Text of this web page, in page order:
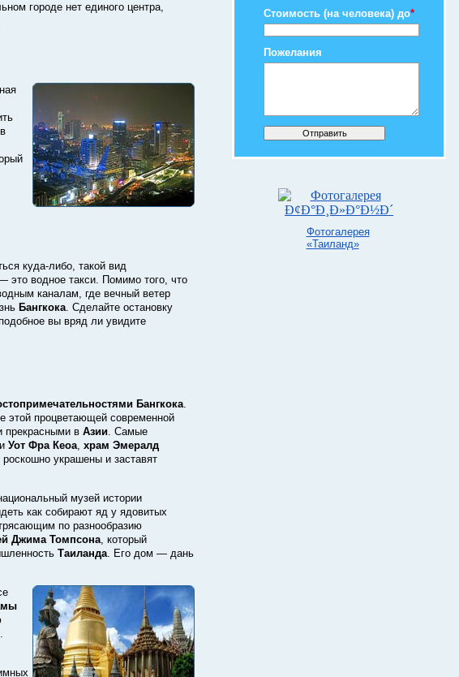
городе нет единого центра,
куда-либо, такой вид
это водное такси. Помимо того, что
каналам, где вечный ветер
Бангкока. Сделайте остановку
вы вряд ли увидите
Бангкока.
этой процветающей современной
прекрасными в Азии. Самые
и Уот Фра Кеоа, храм Эмералд
украшены и заставят
музей истории
как собирают яд у ядовитых
по разнообразию
Джима Томпсона, который
Таиланда. Его дом — дань
Стоимость (на человека) до*
Пожелания
Фотогалерея
«Таиланд»